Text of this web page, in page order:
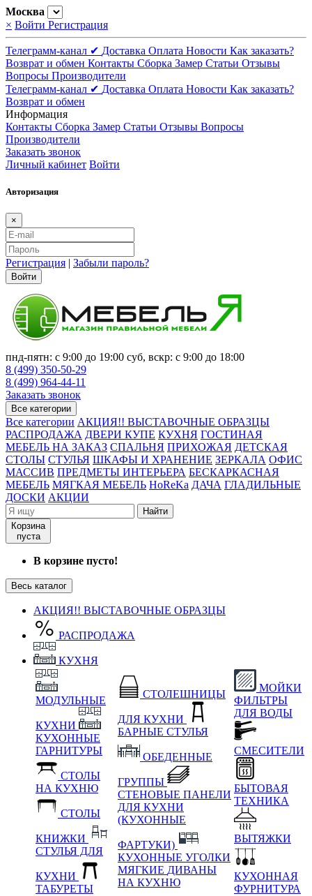
Москва
× Войти Регистрация
Телеграмм-канал ✔ Доставка Оплата Новости Как заказать?
Возврат и обмен Контакты Сборка Замер Статьи Отзывы
Вопросы Производители
Телеграмм-канал ✔ Доставка Оплата Новости Как заказать?
Возврат и обмен
Информация
Контакты Сборка Замер Статьи Отзывы Вопросы
Производители
Заказать звонок
Личный кабинет Войти
Авторизация
×
Регистрация | Забыли пароль?
Войти
пнд-пятн: с 9:00 до 19:00 суб, вскр: с 9:00 до 18:00
8 (499) 350-50-29
8 (499) 964-44-11
Заказать звонок
Все категории
Все категории АКЦИЯ!! ВЫСТАВОЧНЫЕ ОБРАЗЦЫ
РАСПРОДАЖА ДВЕРИ КУПЕ КУХНЯ ГОСТИНАЯ
МЕБЕЛЬ НА ЗАКАЗ СПАЛЬНЯ ПРИХОЖАЯ ДЕТСКАЯ
СТОЛЫ СТУЛЬЯ ШКАФЫ И ХРАНЕНИЕ ЗЕРКАЛА ОФИС
МАССИВ ПРЕДМЕТЫ ИНТЕРЬЕРА БЕСКАРКАСНАЯ
МЕБЕЛЬ МЯГКАЯ МЕБЕЛЬ HoReKa ДАЧА ГЛАДИЛЬНЫЕ
ДОСКИ АКЦИИ
Найти
Корзина
пуста
В корзине пусто!
Весь каталог
АКЦИЯ!! ВЫСТАВОЧНЫЕ ОБРАЗЦЫ
РАСПРОДАЖА
КУХНЯ
МОДУЛЬНЫЕ
КУХНИ
КУХОННЫЕ
ГАРНИТУРЫ
СТОЛЫ
НА КУХНЮ
СТОЛЫ
КНИЖКИ
СТУЛЬЯ ДЛЯ
КУХНИ
ТАБУРЕТЫ
СТОЛЕШНИЦЫ
ДЛЯ КУХНИ
БАРНЫЕ СТУЛЬЯ
ОБЕДЕННЫЕ
ГРУППЫ
СТЕНОВЫЕ ПАНЕЛИ
ДЛЯ КУХНИ
(КУХОННЫЕ
ФАРТУКИ)
КУХОННЫЕ УГОЛКИ
МЯГКИЕ ДИВАНЫ
НА КУХНЮ
МОЙКИ
ФИЛЬТРЫ
ДЛЯ ВОДЫ
СМЕСИТЕЛИ
БЫТОВАЯ
ТЕХНИКА
ВЫТЯЖКИ
КУХОННАЯ
ФУРНИТУРА